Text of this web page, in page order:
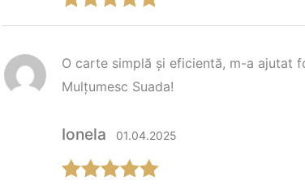
Evaluat la5
Ionela 01.04.2025
O carte simplă și eficientă, m-a ajutat
Mulțumesc Suada!